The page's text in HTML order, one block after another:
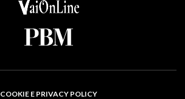
COOKIE E PRIVACY POLICY